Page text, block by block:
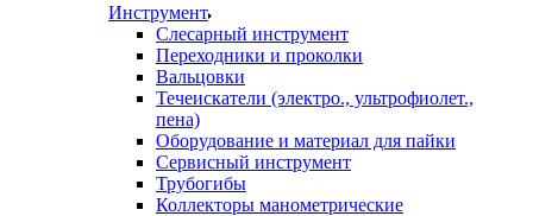
Инструмент
Слесарный инструмент
Переходники и проколки
Вальцовки
Течеискатели (электро., ультрофиолет.,
пена)
Оборудование и материал для пайки
Сервисный инструмент
Трубогибы
Коллекторы манометрические